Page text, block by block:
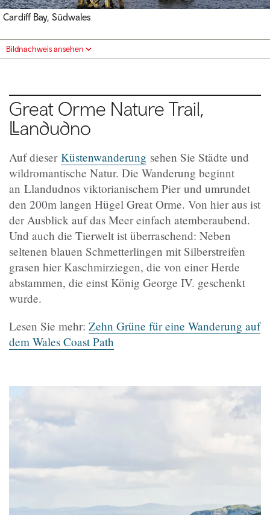
Cardiff Bay, Südwales
Bildnachweis ansehen
Great Orme Nature Trail,
Llandudno
Auf dieser Küstenwanderung sehen Sie Städte und
wildromantische Natur. Die Wanderung beginnt
an Llandudnos viktorianischem Pier und umrundet
den 200m langen Hügel Great Orme. Von hier aus ist
der Ausblick auf das Meer einfach atemberaubend.
Und auch die Tierwelt ist überraschend: Neben
seltenen blauen Schmetterlingen mit Silberstreifen
grasen hier Kaschmirziegen, die von einer Herde
abstammen, die einst König George IV. geschenkt
wurde.
Lesen Sie mehr: Zehn Grüne für eine Wanderung auf
dem Wales Coast Path